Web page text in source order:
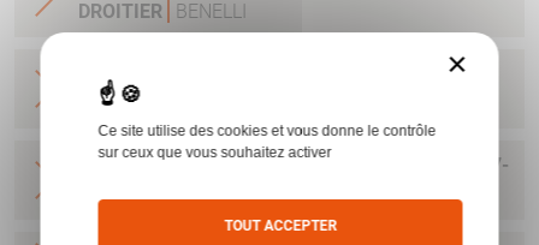
DROITIER BENELLI
POIGNEE ANATOMIQUE MP90S/95E LARGE
GAUCHER
KIT NETTOYAGE C12 BENELLI NNO 1005-15-187-
×
Ce site utilise des cookies et vous donne le contrôle
sur ceux que vous souhaitez activer
TOUT ACCEPTER